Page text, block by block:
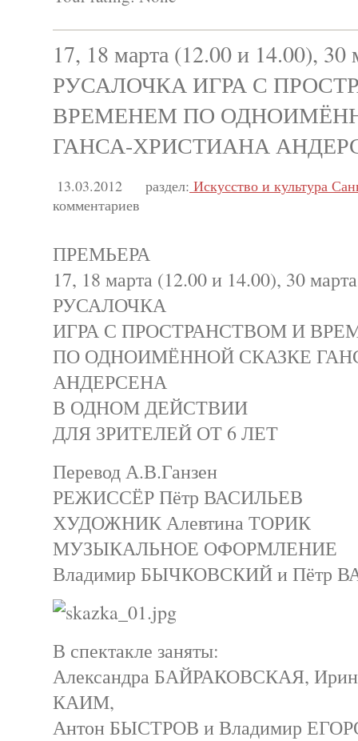
17, 18 марта (12.00 и 14.00), 30
РУСАЛОЧКА ИГРА С
ВРЕМЕНЕМ ПО
ГАНСА-ХРИСТИАНА
13.03.2012 раздел: Искусство и культура
комментариев
ПРЕМЬЕРА
17, 18 марта (12.00 и 14.00), 30
РУСАЛОЧКА
ИГРА С ПРОСТРАНСТВОМ И
ПО ОДНОИМЁННОЙ СКАЗКЕ
АНДЕРСЕНА
В ОДНОМ ДЕЙСТВИИ
ДЛЯ ЗРИТЕЛЕЙ ОТ 6 ЛЕТ
Перевод А.В.Ганзен
РЕЖИССЁР Пётр ВАСИЛЬЕВ
ХУДОЖНИК Алевтина ТОРИК
МУЗЫКАЛЬНОЕ ОФОРМЛЕНИЕ
Владимир БЫЧКОВСКИЙ и Пётр
В спектакле заняты:
Александра БАЙРАКОВСКАЯ,
КАИМ,
Антон БЫСТРОВ и Владимир